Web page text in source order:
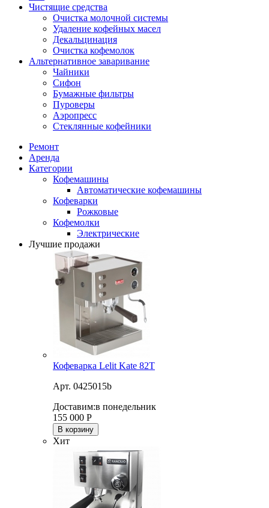
Чистящие средства
Очистка молочной системы
Удаление кофейных масел
Декальцинация
Очистка кофемолок
Альтернативное заваривание
Чайники
Сифон
Бумажные фильтры
Пуроверы
Аэропресс
Стеклянные кофейники
Ремонт
Аренда
Категории
Кофемашины
Автоматические кофемашины
Кофеварки
Рожковые
Кофемолки
Электрические
Лучшие продажи
Кофеварка Lelit Kate 82T
Арт. 0425015b
Доставим:в понедельник
155 000 Р
В корзину
Хит